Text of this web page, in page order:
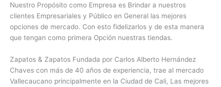
Nuestro Propósito como Empresa es Brindar a nuestros
clientes Empresariales y Público en General las mejores
opciones de mercado. Con esto fidelizarlos y de esta manera
que tengan como primera Opción nuestras tiendas.
Zapatos & Zapatos Fundada por Carlos Alberto Hernández
Chaves con más de 40 años de experiencia, trae al mercado
Vallecaucano principalmente en la Ciudad de Cali, Las mejores